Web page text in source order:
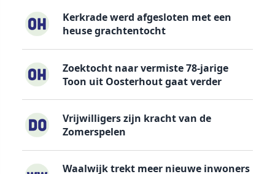
Kerkrade werd afgesloten met een
heuse grachtentocht
Zoektocht naar vermiste 78-jarige
Toon uit Oosterhout gaat verder
Vrijwilligers zijn kracht van de
Zomerspelen
Waalwijk trekt meer nieuwe inwoners